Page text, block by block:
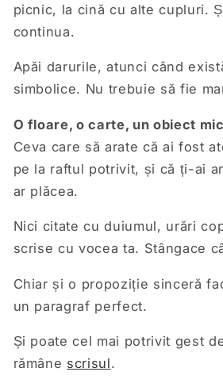
picnic, la cină cu alte cupluri.
continua.
Apăi darurile, atunci când
simbolice. Nu trebuie să fie
O floare, o carte, un obiect
Ceva care să arate că ai fost
pe la raftul potrivit, și că ți-ai
ar plăcea.
Nici citate cu duiumul, urări
scrise cu vocea ta. Stângace
Chiar și o propoziție sinceră
un paragraf perfect.
Și poate cel mai potrivit gest
rămâne scrisul.